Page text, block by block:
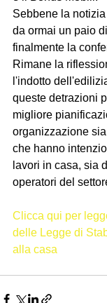
Sebbene la
da ormai un paio
finalmente la
Rimane la
l'indotto
queste detrazioni
migliore
organizzazione
che hanno
lavori in casa, sia
operatori del
Clicca qui per
delle Legge di
alla casa